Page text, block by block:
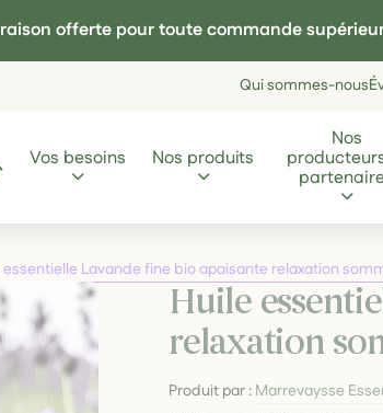
offerte pour toute commande
Qui sommes-nous
Vos besoins Nos produits
Nos
essentielle Lavande fine bio apaisante relaxation
Huile
relaxation
Produit par : Marrevaysse